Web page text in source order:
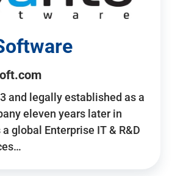
and legally established as a
eleven years later in
global Enterprise IT & R&D